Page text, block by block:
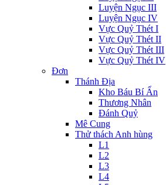
Luyện Ngục III
Luyện Ngục IV
Vực Quỷ Thét I
Vực Quỷ Thét II
Vực Quỷ Thét III
Vực Quỷ Thét IV
Đơn
Thánh Địa
Kho Báu Bí Ẩn
Thương Nhân
Đánh Quỷ
Mê Cung
Thử thách Anh hùng
L1
L2
L3
L4